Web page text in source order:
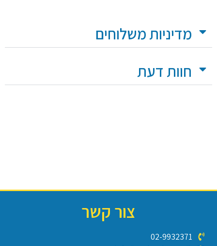
מדיניות משלוחים
חוות דעת
צור קשר
02-9932371